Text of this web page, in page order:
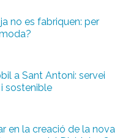
no es fabriquen: per
a Sant Antoni: servei
sostenible
en la creació de la nova